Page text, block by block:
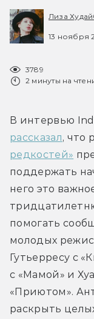
Лиза
13 ноября
3789
2 минуты на
рассказал, что
редкостей»
поддержать
него это
помогать
молодых
Гутьерресу с
с «Мамой» и
«Приютом».
раскрыть